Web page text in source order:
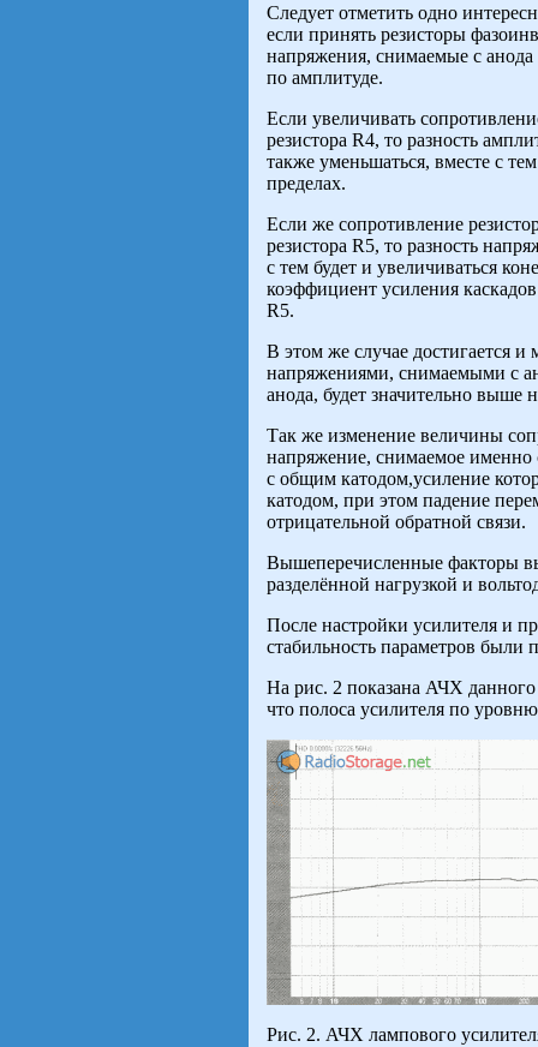
Следует отметить одно
если принять резисторы
напряжения, снимаемые с анода
по амплитуде.
Если увеличивать
резистора R4, то разность
также уменьшаться, вместе с
пределах.
Если же сопротивление
резистора R5, то разность
с тем будет и увеличиваться
коэффициент усиления
R5.
В этом же случае достигается
напряжениями, снимаемыми с
анода, будет значительно выше
Так же изменение величины
напряжение, снимаемое именно
с общим катодом,усиление
катодом, при этом падение
отрицательной обратной связи.
Вышеперечисленные факторы
разделённой нагрузкой и
После настройки усилителя и
стабильность параметров были
На рис. 2 показана АЧХ
что полоса усилителя по
Рис. 2. АЧХ лампового